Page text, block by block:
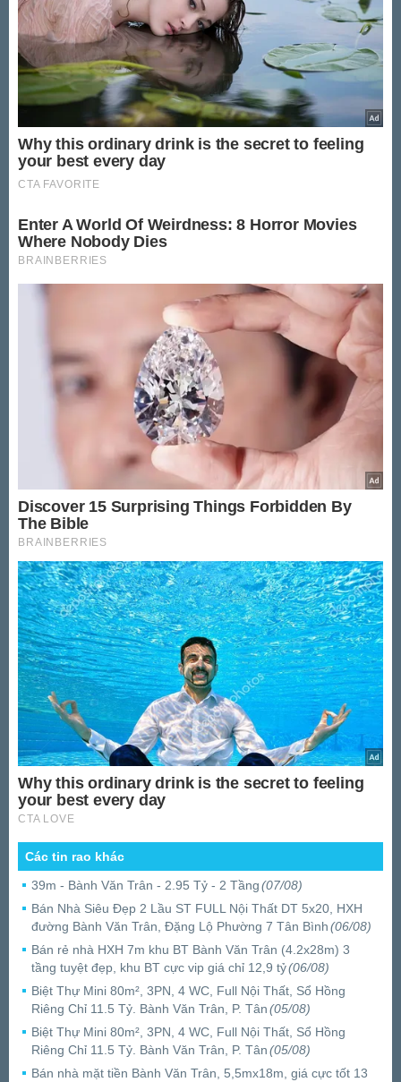
Các tin rao khác
39m - Bành Văn Trân - 2.95 Tỷ - 2 Tầng(07/08)
Bán Nhà Siêu Đẹp 2 Lầu ST FULL Nội Thất DT 5x20, HXH
đường Bành Văn Trân, Đặng Lộ Phường 7 Tân Bình(06/08)
Bán rẻ nhà HXH 7m khu BT Bành Văn Trân (4.2x28m) 3
tầng tuyệt đẹp, khu BT cực vip giá chỉ 12,9 tỷ(06/08)
Biệt Thự Mini 80m², 3PN, 4 WC, Full Nội Thất, Sổ Hồng
Riêng Chỉ 11.5 Tỷ. Bành Văn Trân, P. Tân(05/08)
Biệt Thự Mini 80m², 3PN, 4 WC, Full Nội Thất, Sổ Hồng
Riêng Chỉ 11.5 Tỷ. Bành Văn Trân, P. Tân(05/08)
Bán nhà mặt tiền Bành Văn Trân, 5,5mx18m, giá cực tốt 13